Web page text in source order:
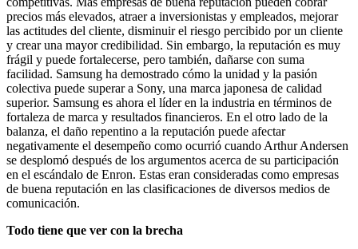
precios más elevados, atraer a inversionistas y empleados, mejorar
las actitudes del cliente, disminuir el riesgo percibido por un cliente
y crear una mayor credibilidad. Sin embargo, la reputación es muy
frágil y puede fortalecerse, pero también, dañarse con suma
facilidad. Samsung ha demostrado cómo la unidad y la pasión
colectiva puede superar a Sony, una marca japonesa de calidad
superior. Samsung es ahora el líder en la industria en términos de
fortaleza de marca y resultados financieros. En el otro lado de la
balanza, el daño repentino a la reputación puede afectar
negativamente el desempeño como ocurrió cuando Arthur Andersen
se desplomó después de los argumentos acerca de su participación
en el escándalo de Enron. Estas eran consideradas como empresas
de buena reputación en las clasificaciones de diversos medios de
comunicación.
Todo tiene que ver con la brecha